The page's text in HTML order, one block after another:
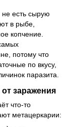
не есть сырую
в рыбе,
копчение.
потому что
по вкусу,
паразита.
заражения
что-то
метацеркарии: